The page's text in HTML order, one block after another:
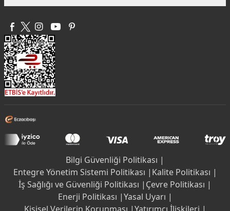
Bilgi Güvenliği Politikası |
Entegre Yönetim Sistemi Politikası | Kalite Politikası |
İş Sağlığı ve Güvenliği Politikası | Çevre Politikası |
Enerji Politikası |Yasal Uyarı |